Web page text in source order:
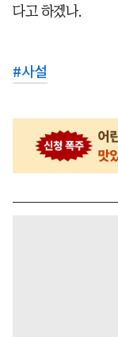
다고 하겠나.
#사설